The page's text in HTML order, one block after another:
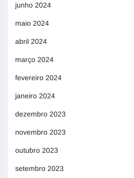
junho 2024
maio 2024
abril 2024
março 2024
fevereiro 2024
janeiro 2024
dezembro 2023
novembro 2023
outubro 2023
setembro 2023